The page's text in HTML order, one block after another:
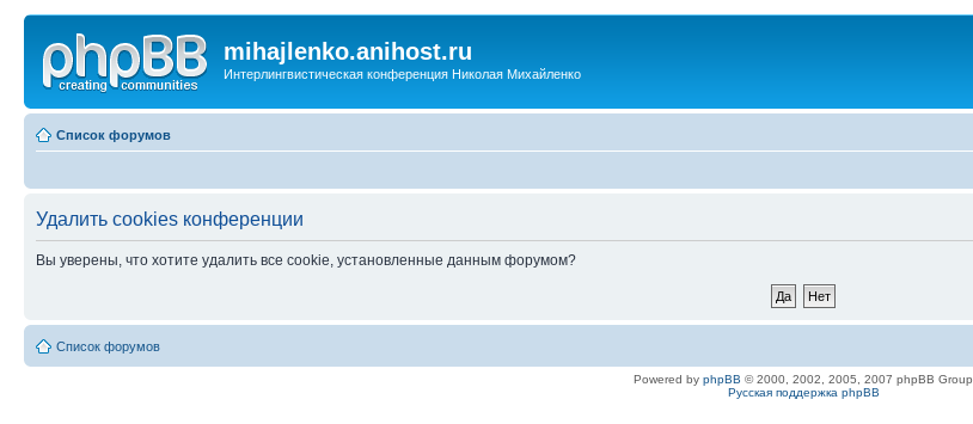
mihajlenko.anihost.ru
Интерлингвистическая конференция Николая Михайленко
Список форумов
Удалить cookies конференции
Вы уверены, что хотите удалить все cookie, установленные данным форумом?
Список форумов
Powered by phpBB © 2000, 2002, 2005, 2007 phpBB Group
Русская поддержка phpBB